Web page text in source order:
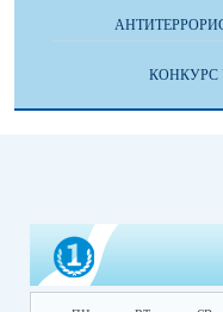
КОНКУРС